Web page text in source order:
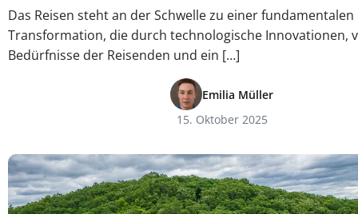
Das Reisen steht an der Schwelle zu einer fundamentalen
Transformation, die durch technologische Innovationen,
Bedürfnisse der Reisenden und ein […]
Emilia Müller
15. Oktober 2025